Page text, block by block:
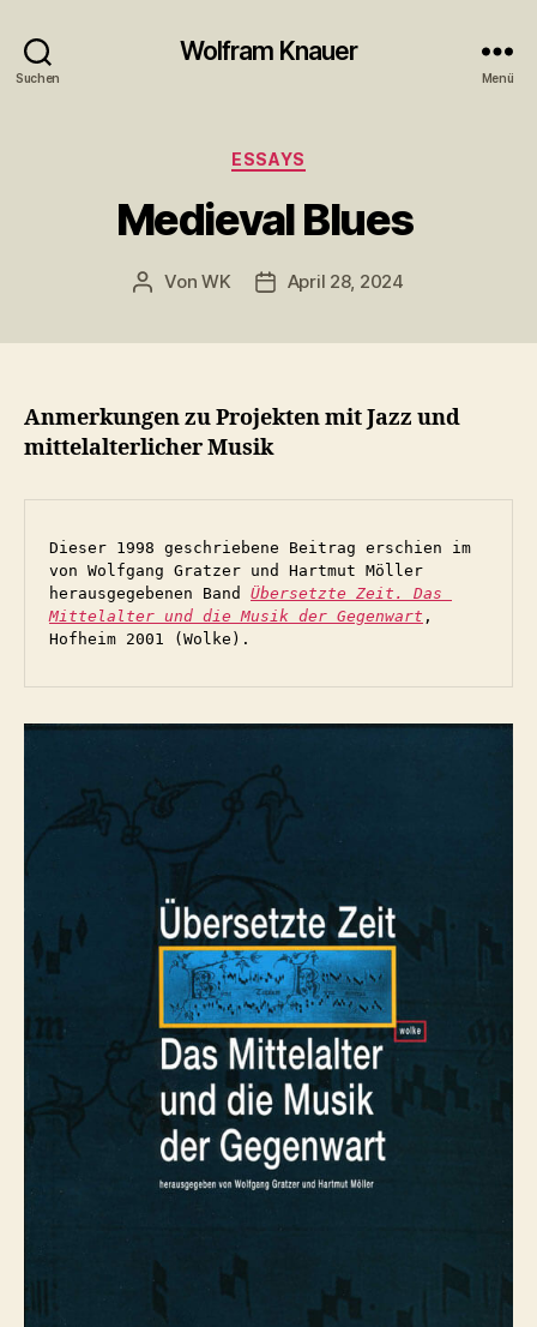
Suchen
Wolfram Knauer
Menü
Kategorien
ESSAYS
Medieval Blues
Beitragsautor
VonWK Beitragsdatum
April 28, 2024
Anmerkungen zu Projekten mit Jazz und
mittelalterlicher Musik
Dieser 1998 geschriebene Beitrag erschien im
von Wolfgang Gratzer und Hartmut Möller
herausgegebenen Band Übersetzte Zeit. Das
Mittelalter und die Musik der Gegenwart ,
Hofheim 2001 (Wolke).